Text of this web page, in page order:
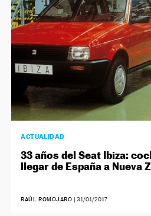
ACTUALIDAD
33 años del Seat Ibiza:
llegar de España a Nueva
RAÚL ROMOJARO | 31/01/2017